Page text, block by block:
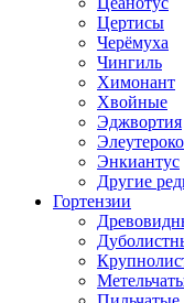
Цертисы
Черёмуха
Чингиль
Химонант
Хвойные
Эджвортия
Энкиантус
Другие
Гортензии